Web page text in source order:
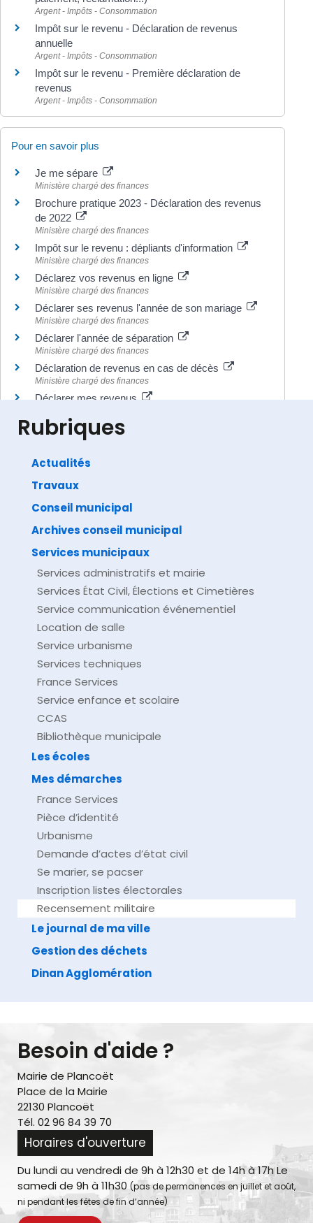
Argent - Impôts - Consommation
Impôt sur le revenu - Déclaration de revenus
annuelle
Argent - Impôts - Consommation
Impôt sur le revenu - Première déclaration de
revenus
Argent - Impôts - Consommation
Pour en savoir plus
Je me sépare
Ministère chargé des finances
Brochure pratique 2023 - Déclaration des revenus
de 2022
Ministère chargé des finances
Impôt sur le revenu : dépliants d'information
Ministère chargé des finances
Déclarez vos revenus en ligne
Ministère chargé des finances
Déclarer ses revenus l'année de son mariage
Ministère chargé des finances
Déclarer l'année de séparation
Ministère chargé des finances
Déclaration de revenus en cas de décès
Ministère chargé des finances
Déclarer mes revenus
Direction de l'information légale et administrative
Rubriques
Actualités
Travaux
Conseil municipal
Archives conseil municipal
Services municipaux
Services administratifs et mairie
Services État Civil, Élections et Cimetières
Service communication événementiel
Location de salle
Service urbanisme
Services techniques
France Services
Service enfance et scolaire
CCAS
Bibliothèque municipale
Les écoles
Mes démarches
France Services
Pièce d’identité
Urbanisme
Demande d’actes d’état civil
Se marier, se pacser
Inscription listes électorales
Recensement militaire
Le journal de ma ville
Gestion des déchets
Dinan Agglomération
Besoin d'aide ?
Mairie de Plancoët
Place de la Mairie
22130 Plancoët
Tél. 02 96 84 39 70
Horaires d'ouverture
Du lundi au vendredi de 9h à 12h30 et de 14h à 17h Le
samedi de 9h à 11h30 (pas de permanences en juillet et août,
ni pendant les fêtes de fin d’année)